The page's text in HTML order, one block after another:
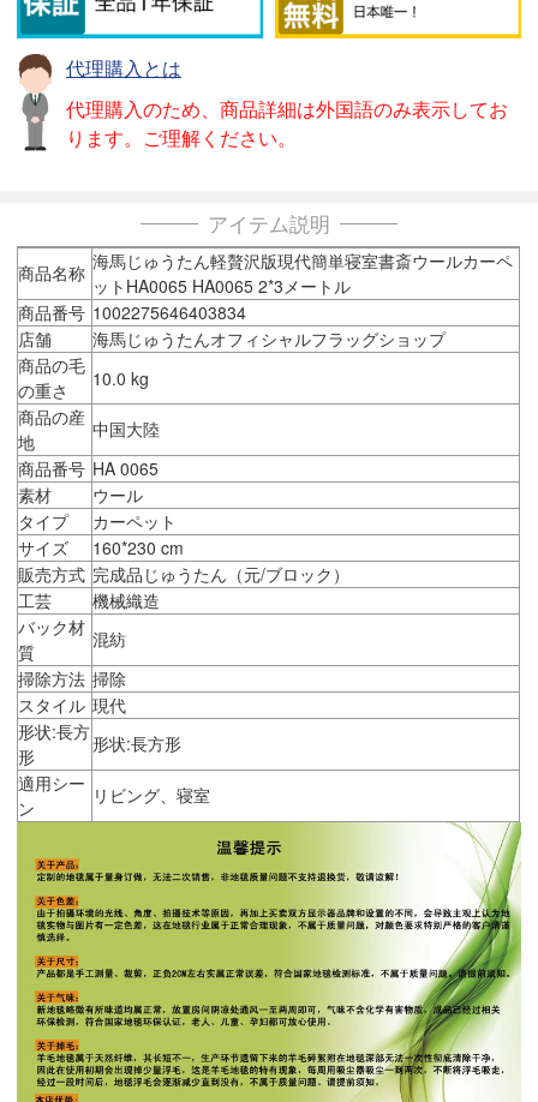
代理購入とは
代理購入のため、商品詳細は外国語のみ表示してお
ります。ご理解ください。
アイテム説明
商品名称 海馬じゅうたん軽贅沢版現代簡単寝室書斎ウールカーペ
ットHA0065 HA0065 2*3メートル
商品番号 1002275646403834
店舗
海馬じゅうたんオフィシャルフラッグショップ
商品の毛
の重さ
10.0 kg
商品の産
地
中国大陸
商品番号 HA 0065
素材
ウール
タイプ
カーペット
サイズ
160*230 cm
販売方式 完成品じゅうたん（元/ブロック）
工芸
機械織造
バック材
質
混紡
掃除方法 掃除
スタイル 現代
形状:長方
形
形状:長方形
適用シー
ン
リビング、寝室